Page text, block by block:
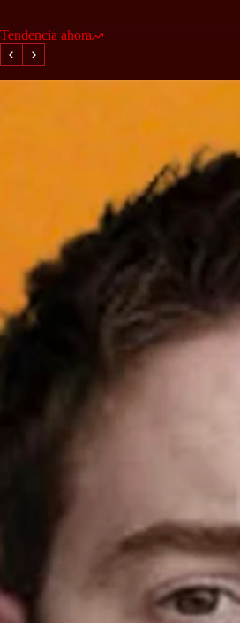
Tendencia ahora